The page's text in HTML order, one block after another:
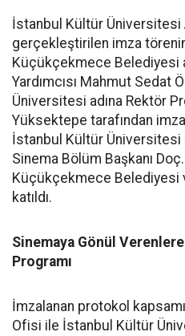
İstanbul Kültür Üniversitesi
gerçekleştirilen imza
Küçükçekmece Belediyesi
Yardımcısı Mahmut Sedat
Üniversitesi adına Rektör
Yüksektepe tarafından
İstanbul Kültür Üniversitesi
Sinema Bölüm Başkanı
Küçükçekmece
katıldı.
Sinemaya Gönül
Programı
İmzalanan protokol
Ofisi ile İstanbul Kültür